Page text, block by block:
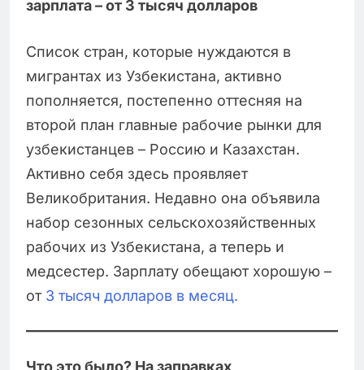
зарплата – от 3 тысяч долларов
Список стран, которые нуждаются в
мигрантах из Узбекистана, активно
пополняется, постепенно оттесняя на
второй план главные рабочие рынки для
узбекистанцев – Россию и Казахстан.
Активно себя здесь проявляет
Великобритания. Недавно она объявила
набор сезонных сельскохозяйственных
рабочих из Узбекистана, а теперь и
медсестер. Зарплату обещают хорошую –
от 3 тысяч долларов в месяц.
Что это было? На заправках